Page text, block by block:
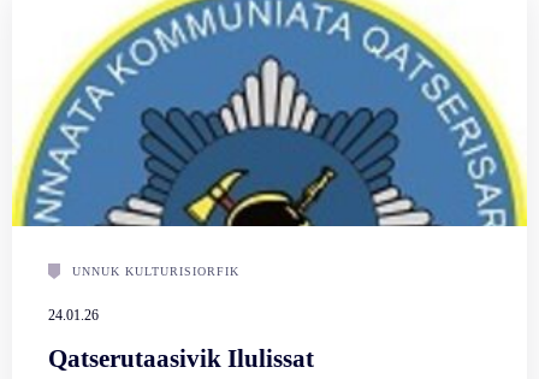
UNNUK KULTURISIORFIK
24.01.26
Qatserutaasivik Ilulissat